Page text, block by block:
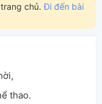
trang chủ.Đi đến bài
thao.